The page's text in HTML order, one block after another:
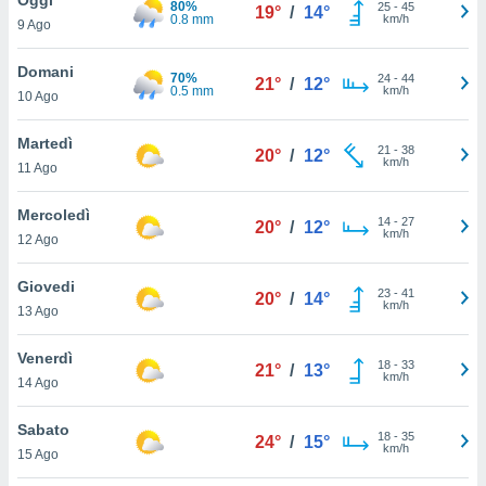
è
al sito
di
ci
di
il
un
la
nella
9 Ago
80%
0.8 mm
19° / 14° 25- 45
km/h
Domani
10 Ago
70%
0.5 mm
21° / 12° 24- 44
km/h
Martedì
11 Ago
20° / 12° 21 - 38
km/h
Mercoledì
12 Ago
20° / 12° 14- 27
km/h
Giovedi
13 Ago
20° / 14° 23- 41
km/h
Venerdì
14 Ago
21° / 13° 18- 33
km/h
Sabato
15 Ago
24° / 15° 18- 35
km/h